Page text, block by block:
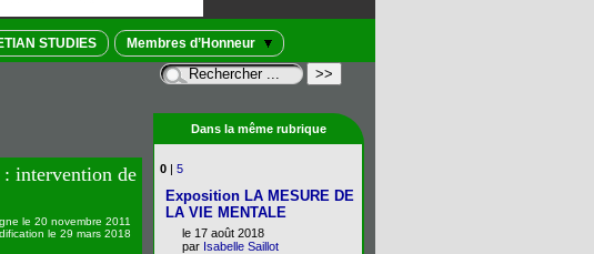
STUDIES Membres d’Honneur
: intervention de
le 20 novembre 2011
le 29 mars 2018
Dans la même rubrique
0 | 5
Exposition LA MESURE DE
LA VIE MENTALE
le 17 août 2018
par Isabelle Saillot